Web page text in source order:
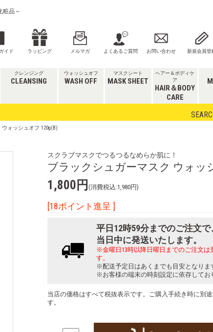
粧品～
イド ラッピング メルマガ よくあるご質問 お問い合わせ 新規会員登
クレンジング
CLEANSING
ウォッシュオフ
WASH OFF
マスクシート
MASK SHEET
ヘアー＆ボディケ
ア
HAIR＆BODY
CARE
ォッシュオフ 120g(B)
スクラブマスクでつるつるなめらか肌に！
ブラックシュガーマスク ウォッ
1,800円 (消費税込:1,980円)
[18ポイント進呈 ]
平日12時59分までのご注文で
当日中に発送いたします。
※金曜日13時以降日曜日までのご注文は
す。
※配送予定日はあくまでも目安となりま
※お客様の端末の時刻設定に依存してお
当店の価格はすべて税抜表示です。ご購入手続き時に別
す。